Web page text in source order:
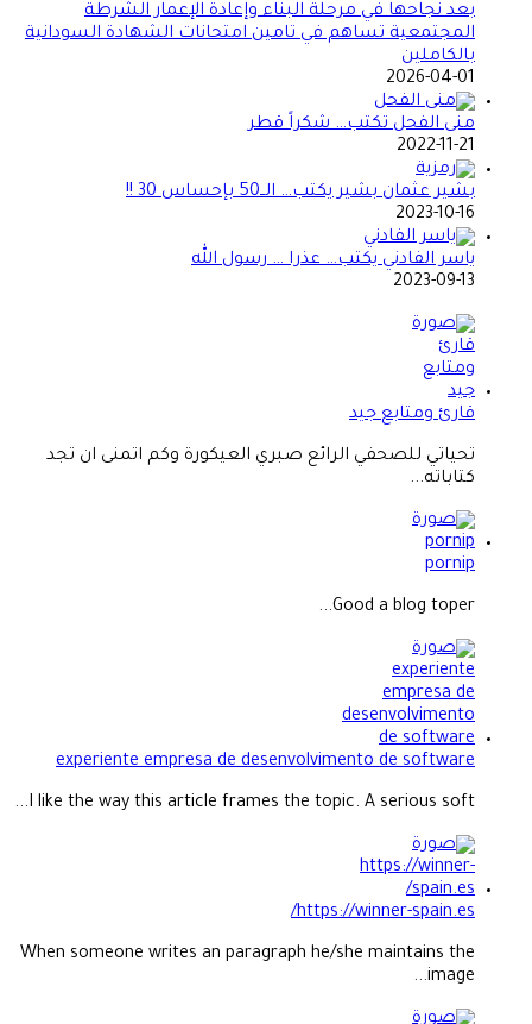
بعد نجاحها في مرحلة البناء وإعادة الإعمار الشرطة
المجتمعية تساهم في تامين امتحانات الشهادة السودانية
بالكاملين
2026-04-01
منى الفحل تكتب… شكراً قطر
2022-11-21
بشير عثمان بشير يكتب… الــ50 بإحساس 30 !!
2023-10-16
ياسر الفادني يكتب… عذرا … رسول الله
2023-09-13
قارئ ومتابع جيد
تحياتي للصحفي الرائع صبري العيكورة وكم اتمنى ان تجد
كتاباته...
pornip
Good a blog toper...
experiente empresa de desenvolvimento de software
I like the way this article frames the topic. A serious soft...
https://winner-spain.es/
When someone writes an paragraph he/she maintains the
image...